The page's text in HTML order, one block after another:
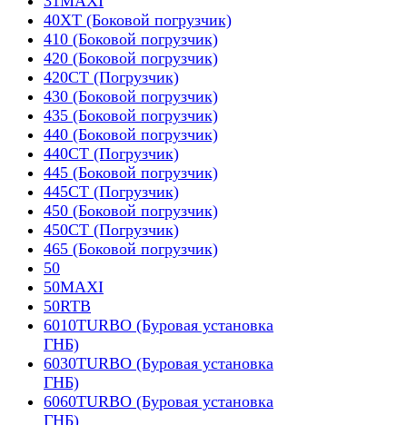
40XT (Боковой погрузчик)
410 (Боковой погрузчик)
420 (Боковой погрузчик)
420CT (Погрузчик)
430 (Боковой погрузчик)
435 (Боковой погрузчик)
440 (Боковой погрузчик)
440CT (Погрузчик)
445 (Боковой погрузчик)
445CT (Погрузчик)
450 (Боковой погрузчик)
450CT (Погрузчик)
465 (Боковой погрузчик)
50
50MAXI
50RTB
6010TURBO (Буровая установка
ГНБ)
6030TURBO (Буровая установка
ГНБ)
6060TURBO (Буровая установка
ГНБ)